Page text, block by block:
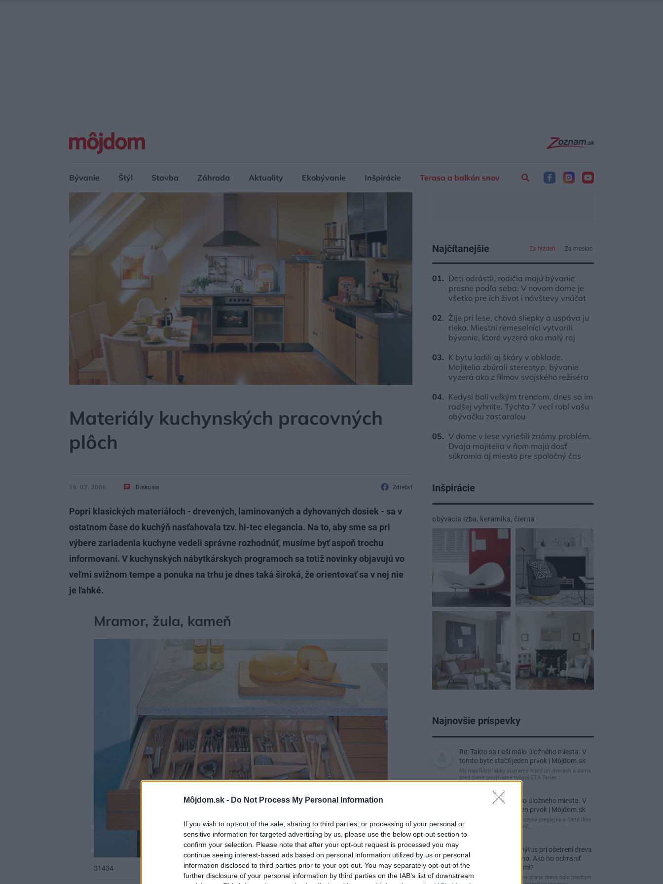
Môjdom.sk - Do Not Process My Personal Information
If you wish to opt-out of the sale, sharing to third parties, or processing of your personal or
sensitive information for targeted advertising by us, please use the below opt-out section to
confirm your selection. Please note that after your opt-out request is processed you may
continue seeing interest-based ads based on personal information utilized by us or personal
information disclosed to third parties prior to your opt-out. You may separately opt-out of the
further disclosure of your personal information by third parties on the IAB’s list of downstream
Bývanie Štýl Stavba Záhrada Aktuality Ekobývanie Inšpirácie Terasa a balkón snov
Materiály kuchynských pracovných
plôch
16. 02. 2006 Diskusia Zdieľať
Popri klasických materiáloch - drevených, laminovaných a dyhovaných dosiek - sa v
ostatnom čase do kuchýň nasťahovala tzv. hi-tec elegancia. Na to, aby sme sa pri
výbere zariadenia kuchyne vedeli správne rozhodnúť, musíme byť aspoň trochu
informovaní. V kuchynských nábytkárskych programoch sa totiž novinky objavujú vo
veľmi svižnom tempe a ponuka na trhu je dnes taká široká, že orientovať sa v nej nie
je ľahké.
Mramor, žula, kameň
31434
Najčítanejšie Za týždeň Za mesiac
Deti odrástli, rodičia majú bývanie
presne podľa seba. V novom dome je
všetko pre ich život i návštevy vnúčat
Žije pri lese, chová sliepky a uspáva ju
rieka. Miestni remeselníci vytvorili
bývanie, ktoré vyzerá ako malý raj
K bytu ladili aj škáry v obklade.
Majitelia zbúrali stereotyp, bývanie
vyzerá ako z filmov svojského režiséra
Kedysi boli veľkým trendom, dnes sa im
radšej vyhnite. Týchto 7 vecí robí vašu
obývačku zastaralou
V dome v lese vyriešili známy problém.
Dvaja majitelia v ňom majú dosť
súkromia aj miesto pre spoločný čas
Inšpirácie
obývacia izba, keramika, čierna
Najnovšie príspevky
Re: Takto sa rieši málo úložného miesta. V
tomto byte stačil jeden prvok | Môjdom.sk
My napríklad labky utierame hneď pri dverách a doma
pred dvere používame tyčový ETA Terier…
Re: Takto sa rieši málo úložného miesta. V
tomto byte stačil jeden prvok | Môjdom.sk
Dizajn je to nádherný, tá brezová preglejka a čisté línie
vyzerajú super. Ale vždy, keď…
Re: Toto je najväčší mýtus pri ošetrení dreva
a môže vás vyjsť draho. Ako ho ochrániť
pred hnitím a škodcami?
clovek by cakal ze vysusene drahe drevo bolo predtym